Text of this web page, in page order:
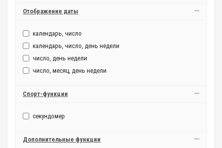
Отображение даты
календарь, число
календарь, число, день недели
число, день недели
число, месяц, день недели
Спорт-функции
секундомер
Дополнительные функции